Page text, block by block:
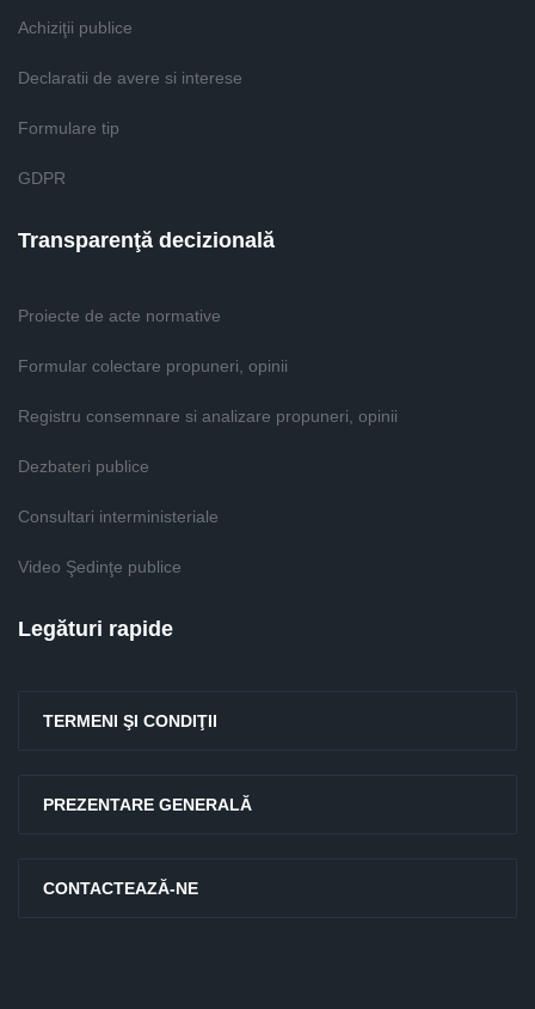
Achiziţii publice
Declaratii de avere si interese
Formulare tip
GDPR
Transparenţă decizională
Proiecte de acte normative
Formular colectare propuneri, opinii
Registru consemnare si analizare propuneri, opinii
Dezbateri publice
Consultari interministeriale
Video Şedinţe publice
Legături rapide
TERMENI ŞI CONDIŢII
PREZENTARE GENERALĂ
CONTACTEAZĂ-NE